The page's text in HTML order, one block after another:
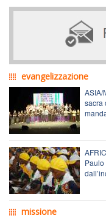
evangelizzazione
ASIA/
sacra
missione